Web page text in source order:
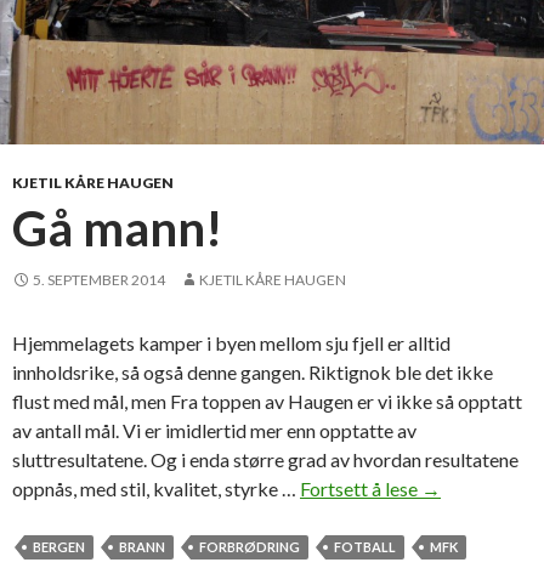
KJETIL KÅRE HAUGEN
Gå mann!
5. SEPTEMBER 2014 KJETIL KÅRE HAUGEN
Hjemmelagets kamper i byen mellom sju fjell er alltid
innholdsrike, så også denne gangen. Riktignok ble det ikke
flust med mål, men Fra toppen av Haugen er vi ikke så opptatt
av antall mål. Vi er imidlertid mer enn opptatte av
sluttresultatene. Og i enda større grad av hvordan resultatene
oppnås, med stil, kvalitet, styrke … Fortsett å lese G
m
→
BERGEN BRANN FORBRØDRING FOTBALL MFK